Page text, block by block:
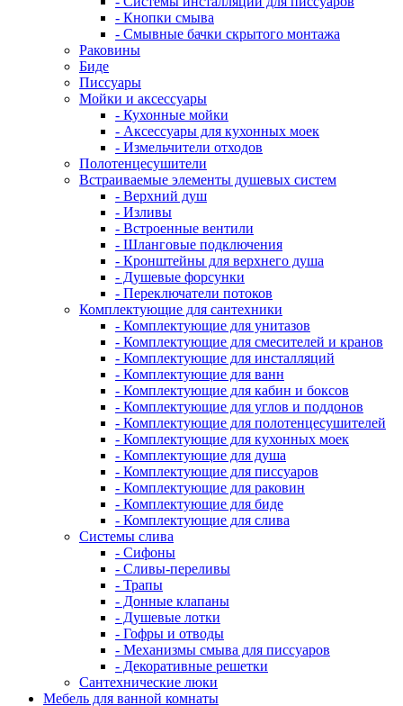
- Кнопки смыва
- Смывные бачки скрытого монтажа
Раковины
Биде
Писсуары
Мойки и аксессуары
- Кухонные мойки
- Аксессуары для кухонных моек
- Измельчители отходов
Полотенцесушители
Встраиваемые элементы душевых систем
- Верхний душ
- Изливы
- Встроенные вентили
- Шланговые подключения
- Кронштейны для верхнего душа
- Душевые форсунки
- Переключатели потоков
Комплектующие для сантехники
- Комплектующие для унитазов
- Комплектующие для смесителей и кранов
- Комплектующие для инсталляций
- Комплектующие для ванн
- Комплектующие для кабин и боксов
- Комплектующие для углов и поддонов
- Комплектующие для полотенцесушителей
- Комплектующие для кухонных моек
- Комплектующие для душа
- Комплектующие для писсуаров
- Комплектующие для раковин
- Комплектующие для биде
- Комплектующие для слива
Системы слива
- Сифоны
- Сливы-переливы
- Трапы
- Донные клапаны
- Душевые лотки
- Гофры и отводы
- Механизмы смыва для писсуаров
- Декоративные решетки
Сантехнические люки
Мебель для ванной комнаты